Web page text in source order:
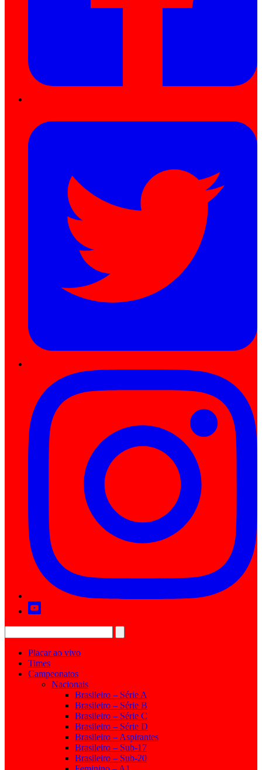
Placar ao vivo
Times
Campeonatos
Nacionais
Brasileiro – Série A
Brasileiro – Série B
Brasileiro – Série C
Brasileiro – Série D
Brasileiro – Aspirantes
Brasileiro – Sub-17
Brasileiro – Sub-20